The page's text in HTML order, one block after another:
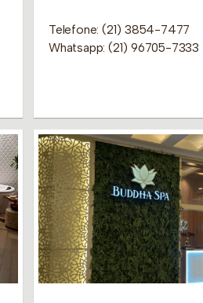
Telefone: (21) 3854-7477
Whatsapp: (21) 96705-7333